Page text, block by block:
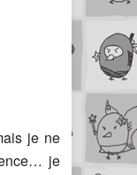
je ne
je